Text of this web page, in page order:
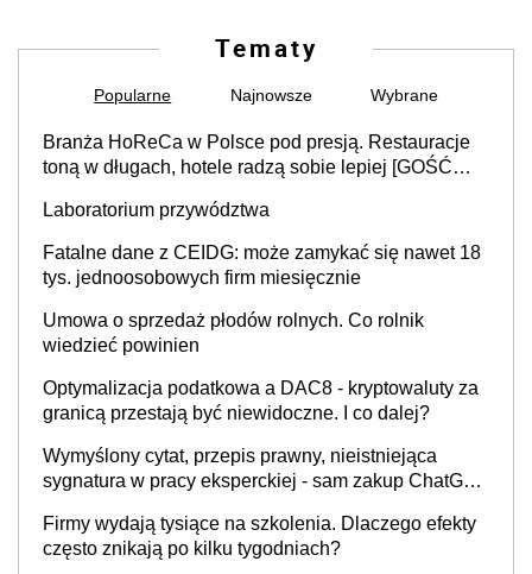
Tematy
Popularne Najnowsze Wybrane
Branża HoReCa w Polsce pod presją. Restauracje
toną w długach, hotele radzą sobie lepiej [GOŚĆ
Laboratorium przywództwa
Fatalne dane z CEIDG: może zamykać się nawet 18
tys. jednoosobowych firm miesięcznie
Umowa o sprzedaż płodów rolnych. Co rolnik
wiedzieć powinien
Optymalizacja podatkowa a DAC8 - kryptowaluty za
granicą przestają być niewidoczne. I co dalej?
Wymyślony cytat, przepis prawny, nieistniejąca
sygnatura w pracy eksperckiej - sam zakup ChatGPT
Firmy wydają tysiące na szkolenia. Dlaczego efekty
często znikają po kilku tygodniach?